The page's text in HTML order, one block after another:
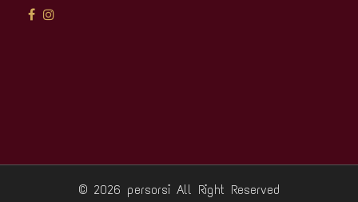
© 2026 persorsi All Right Reserved